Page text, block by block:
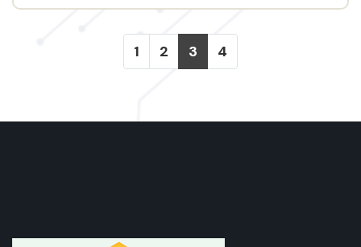
1 2 3 4